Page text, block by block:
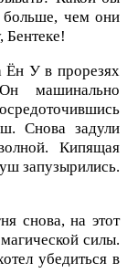
чем они
Бентеке!
Ён У в прорезях
машинально
Снова задули
Кипящая
запузырились.
снова, на этот
силы.
убедиться в